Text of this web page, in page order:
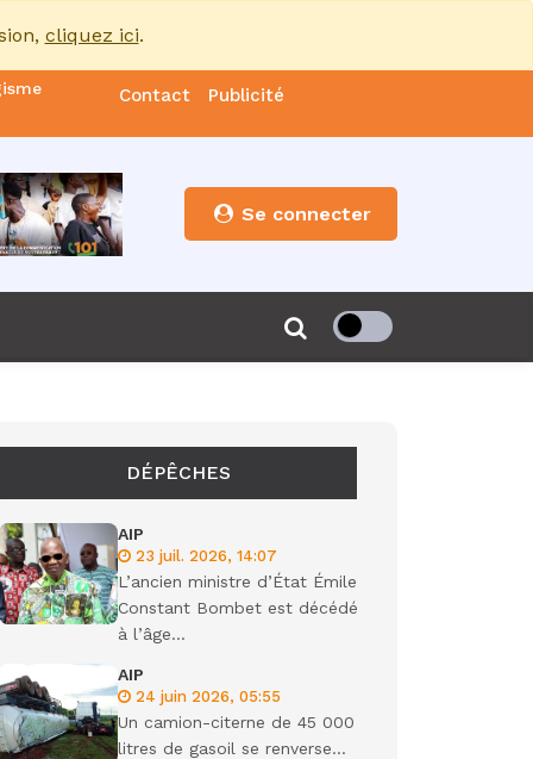
cliquez ici.
85
Contact Publicité
Se connecter
DÉPÊCHES
AIP
23 juil. 2026, 14:07
L’ancien ministre d’État Émile
Constant Bombet est décédé
à l’âge...
AIP
24 juin 2026, 05:55
Un camion-citerne de 45 000
litres de gasoil se renverse...